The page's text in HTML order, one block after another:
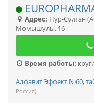
Адрес: Нур-Султан
Момышулы, 16
Время работы:
Алфавит Эффект №60,
Россия)